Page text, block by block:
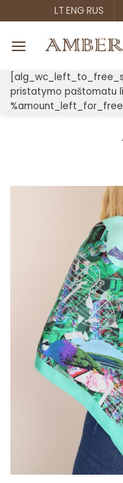
to
content
LT ENG RUS
pristatymo paštomatu